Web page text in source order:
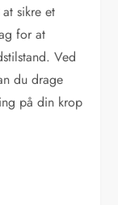
sikre et
for at
Ved
du drage
på din krop